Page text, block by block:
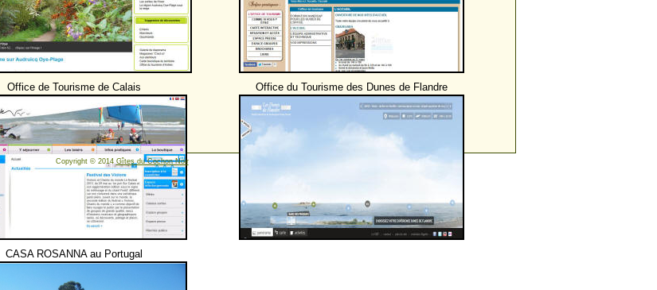
Office de Tourisme de Calais Office du Tourisme des Dunes de Flandre
CASA ROSANNA au Portugal
Copyright © 2014 Gîtes du Cochon Noir